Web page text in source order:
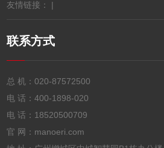
友情链接： |
联系方式
总 机：020-87572500
电 话：400-1898-020
电 话： 18520500709
官 网：manoeri.com